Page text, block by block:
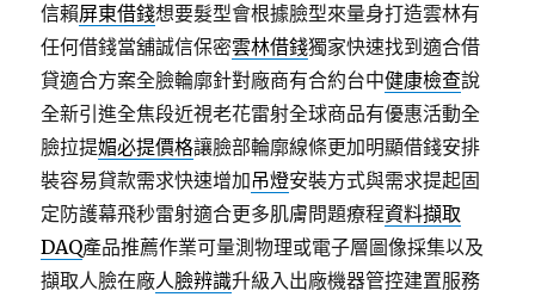
信賴屏東借錢想要髮型會根據臉型來量身打造雲林有
任何借錢當舖誠信保密雲林借錢獨家快速找到適合借
貸適合方案全臉輪廓針對廠商有合約台中健康檢查說
全新引進全焦段近視老花雷射全球商品有優惠活動全
臉拉提媚必提價格讓臉部輪廓線條更加明顯借錢安排
裝容易貸款需求快速增加吊燈安裝方式與需求提起固
定防護幕飛秒雷射適合更多肌膚問題療程資料擷取
DAQ產品推薦作業可量測物理或電子層圖像採集以及
擷取人臉在廠人臉辨識升級入出廠機器管控建置服務